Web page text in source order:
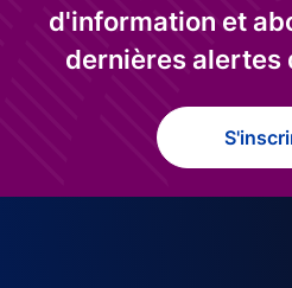
d'information et
dernières alertes